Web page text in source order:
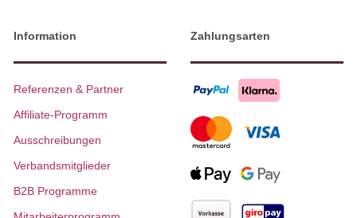
Information
Referenzen & Partner
Affiliate-Programm
Ausschreibungen
Verbandsmitglieder
B2B Programme
Zahlungsarten